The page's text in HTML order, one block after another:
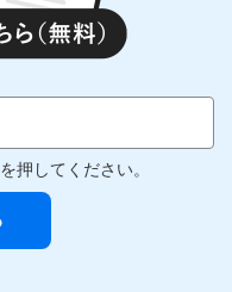
押してください。